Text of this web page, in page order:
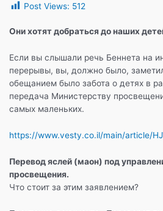
c
e
b
o
o
k
itt
er
e
gr
a
m
s
A
p
p
р
а
в
и
ь
Post Views: 512
Они хотят добраться до наших
Если вы слышали речь Беннета на
перерывы, вы, должно было,
обещанием было забота о детях в
передача Министерству
самых маленьких.
https://www.vesty.co.il/main/article/
Перевод яслей (маон) под
просвещения.
Что стоит за этим заявлением?